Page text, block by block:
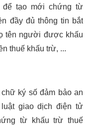
để tạo mới chứng từ
đầy đủ thông tin bắt
tên người được khấu
thuế khấu trừ, ...
ký số đảm bảo an
giao dịch điện tử
từ khấu trừ thuế